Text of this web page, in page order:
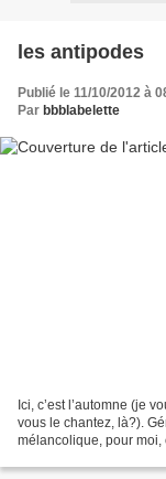
les antipodes
Publié le 11/10/2012 à
Par bbblabelette
Ici, c’est l’automne (je
vous le chantez, là?).
mélancolique, pour